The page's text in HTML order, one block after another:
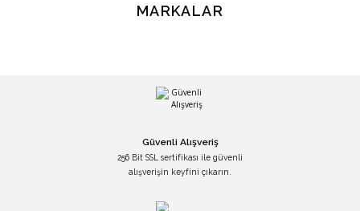
MARKALAR
Güvenli Alışveriş
256 Bit SSL sertifikası ile güvenli
alışverişin keyfini çıkarın.